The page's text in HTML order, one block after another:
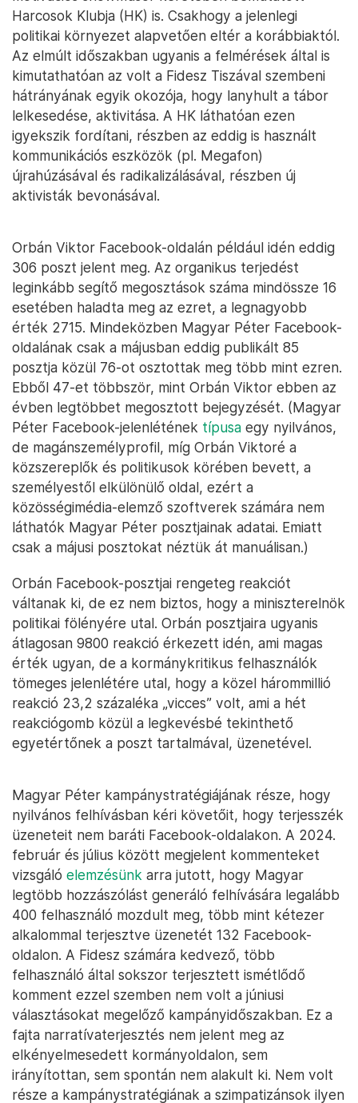
Harcosok Klubja (HK) is. Csakhogy a jelenlegi
politikai környezet alapvetően eltér a korábbiaktól.
Az elmúlt időszakban ugyanis a felmérések által is
kimutathatóan az volt a Fidesz Tiszával szembeni
hátrányának egyik okozója, hogy lanyhult a tábor
lelkesedése, aktivitása. A HK láthatóan ezen
igyekszik fordítani, részben az eddig is használt
kommunikációs eszközök (pl. Megafon)
újrahúzásával és radikalizálásával, részben új
aktivisták bevonásával.
Orbán Viktor Facebook-oldalán például idén eddig
306 poszt jelent meg. Az organikus terjedést
leginkább segítő megosztások száma mindössze 16
esetében haladta meg az ezret, a legnagyobb
érték 2715. Mindeközben Magyar Péter Facebook-
oldalának csak a májusban eddig publikált 85
posztja közül 76-ot osztottak meg több mint ezren.
Ebből 47-et többször, mint Orbán Viktor ebben az
évben legtöbbet megosztott bejegyzését. (Magyar
Péter Facebook-jelenlétének típusa egy nyilvános,
de magánszemélyprofil, míg Orbán Viktoré a
közszereplők és politikusok körében bevett, a
személyestől elkülönülő oldal, ezért a
közösségimédia-elemző szoftverek számára nem
láthatók Magyar Péter posztjainak adatai. Emiatt
csak a májusi posztokat néztük át manuálisan.)
Orbán Facebook-posztjai rengeteg reakciót
váltanak ki, de ez nem biztos, hogy a miniszterelnök
politikai fölényére utal. Orbán posztjaira ugyanis
átlagosan 9800 reakció érkezett idén, ami magas
érték ugyan, de a kormánykritikus felhasználók
tömeges jelenlétére utal, hogy a közel hárommillió
reakció 23,2 százaléka „vicces” volt, ami a hét
reakciógomb közül a legkevésbé tekinthető
egyetértőnek a poszt tartalmával, üzenetével.
Magyar Péter kampánystratégiájának része, hogy
nyilvános felhívásban kéri követőit, hogy terjesszék
üzeneteit nem baráti Facebook-oldalakon. A 2024.
február és július között megjelent kommenteket
vizsgáló elemzésünk arra jutott, hogy Magyar
legtöbb hozzászólást generáló felhívására legalább
400 felhasználó mozdult meg, több mint kétezer
alkalommal terjesztve üzenetét 132 Facebook-
oldalon. A Fidesz számára kedvező, több
felhasználó által sokszor terjesztett ismétlődő
komment ezzel szemben nem volt a júniusi
választásokat megelőző kampányidőszakban. Ez a
fajta narratívaterjesztés nem jelent meg az
elkényelmesedett kormányoldalon, sem
irányítottan, sem spontán nem alakult ki. Nem volt
része a kampánystratégiának a szimpatizánsok ilyen